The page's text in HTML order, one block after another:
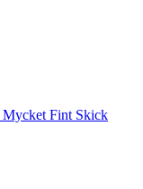
Mycket Fint Skick